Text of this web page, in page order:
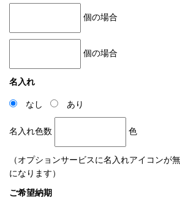
個の場合
個の場合
名入れ
なし あり
名入れ色数 色
（オプションサービスに名入れアイコンが
になります）
ご希望納期